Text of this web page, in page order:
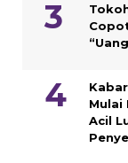
Mulai
Acil